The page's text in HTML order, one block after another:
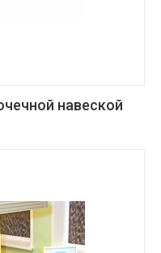
навеской